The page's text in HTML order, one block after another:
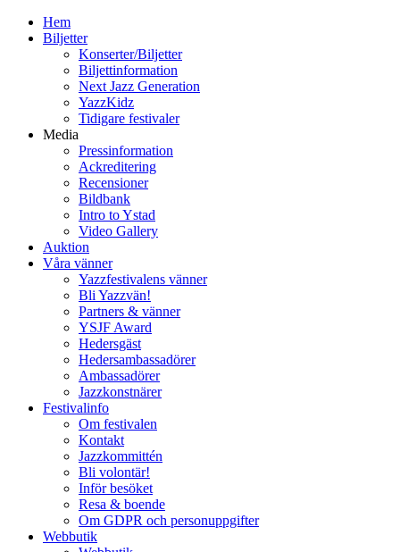
Hem
Biljetter
Konserter/Biljetter
Biljettinformation
Next Jazz Generation
YazzKidz
Tidigare festivaler
Media
Pressinformation
Ackreditering
Recensioner
Bildbank
Intro to Ystad
Video Gallery
Auktion
Våra vänner
Yazzfestivalens vänner
Bli Yazzvän!
Partners & vänner
YSJF Award
Hedersgäst
Hedersambassadörer
Ambassadörer
Jazzkonstnärer
Festivalinfo
Om festivalen
Kontakt
Jazzkommittén
Bli volontär!
Inför besöket
Resa & boende
Om GDPR och personuppgifter
Webbutik